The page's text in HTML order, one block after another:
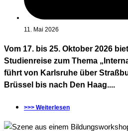
11. Mai 2026
Vom 17. bis 25. Oktober 2026
Studienreise zum Thema
führt von Karlsruhe über
Brüssel bis nach Den Haag....
>>> Weiterlesen